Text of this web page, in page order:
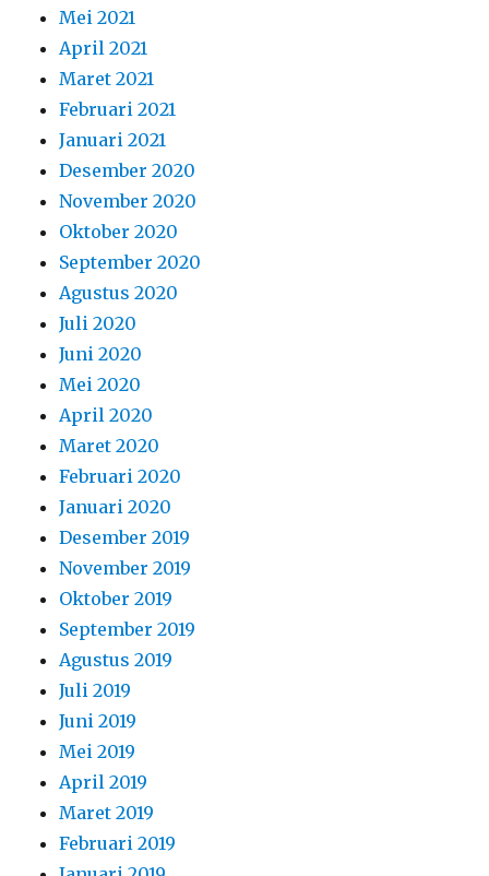
Mei 2021
April 2021
Maret 2021
Februari 2021
Januari 2021
Desember 2020
November 2020
Oktober 2020
September 2020
Agustus 2020
Juli 2020
Juni 2020
Mei 2020
April 2020
Maret 2020
Februari 2020
Januari 2020
Desember 2019
November 2019
Oktober 2019
September 2019
Agustus 2019
Juli 2019
Juni 2019
Mei 2019
April 2019
Maret 2019
Februari 2019